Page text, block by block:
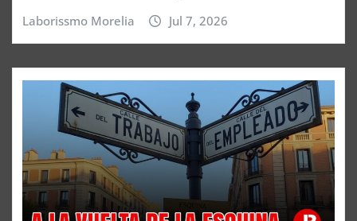
Laborissmo Morelia Jul 7, 2026